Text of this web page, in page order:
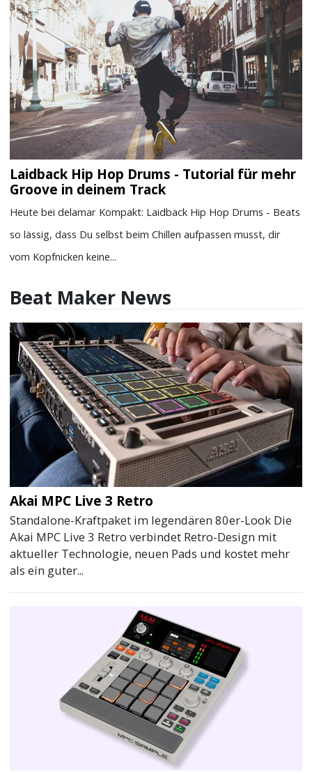
Laidback Hip Hop Drums - Tutorial für mehr
Groove in deinem Track
Heute bei delamar Kompakt: Laidback Hip Hop Drums - Beats
so lässig, dass Du selbst beim Chillen aufpassen musst, dir
vom Kopfnicken keine...
Beat Maker News
Akai MPC Live 3 Retro
Standalone-Kraftpaket im legendären 80er-Look Die
Akai MPC Live 3 Retro verbindet Retro-Design mit
aktueller Technologie, neuen Pads und kostet mehr
als ein guter...